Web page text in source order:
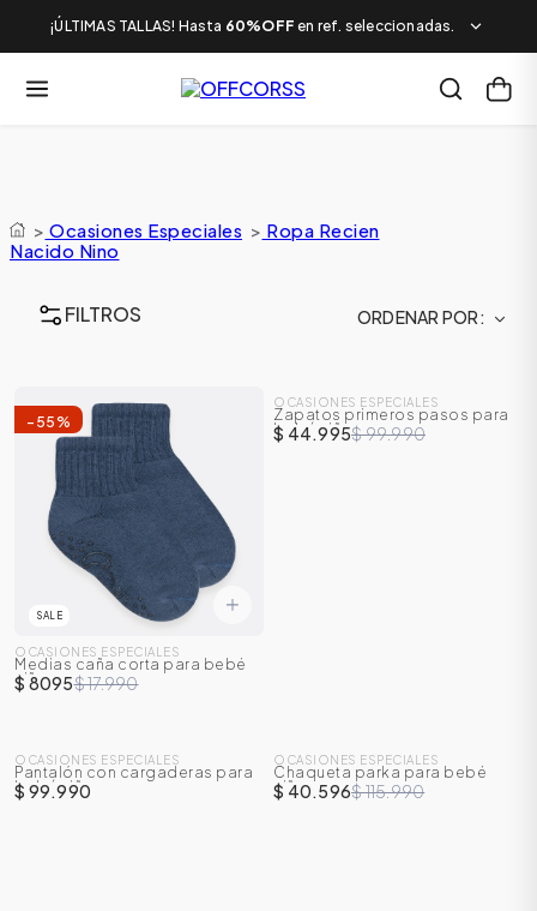
¡ÚLTIMAS TALLAS! Hasta 60%OFF en ref. seleccionadas.
> Ocasiones Especiales > Ropa Recien
Nacido Nino
FILTROS ORDENAR POR
- 55 %
SALE
OCASIONES ESPECIALES
Medias caña corta para bebé
niño
$ 8095$ 17.990
-55%
OCASIONES ESPECIALES
Zapatos primeros pasos para
bebé niño
$ 44.995$ 99.990
OCASIONES ESPECIALES
Pantalón con cargaderas para
bebé niño
$ 99.990
-65%
OCASIONES ESPECIALES
Chaqueta parka para bebé
niño
$ 40.596$ 115.990